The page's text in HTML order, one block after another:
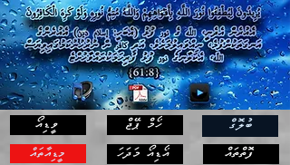
ވީޑިއޯ
މީޑިއާތައް
ހޯމް ޕޭޖް
އޯޑިއޯ މަދަހަ
ބުލޮގް
ފޮތްތައް